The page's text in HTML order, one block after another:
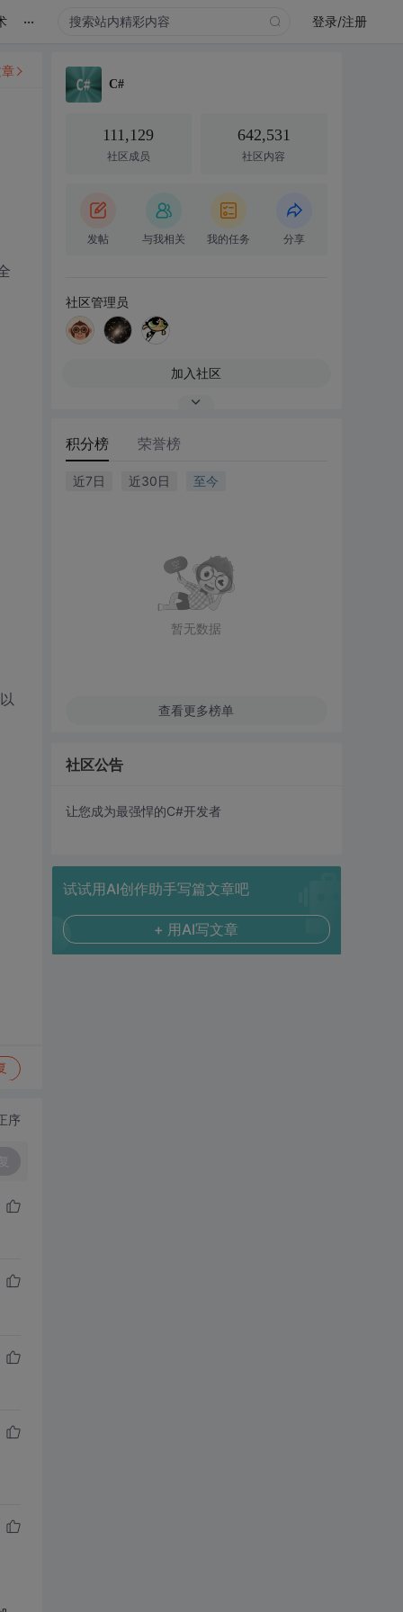
... 登录/注册
序
C#
111,129
社区成员
642,531
社区内容
发帖 与我相关 我的任务 分享
社区管理员
加入社区
积分榜 荣誉榜
近7日 近30日 至今
暂无数据
查看更多榜单
社区公告
让您成为最强悍的C#开发者
试试用AI创作助手写篇文章吧
+ 用AI写文章